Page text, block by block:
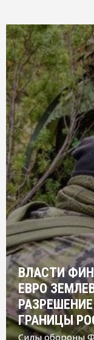
ВЛАСТИ
ЕВРО
ГРАНИЦЫ
Силы обороны